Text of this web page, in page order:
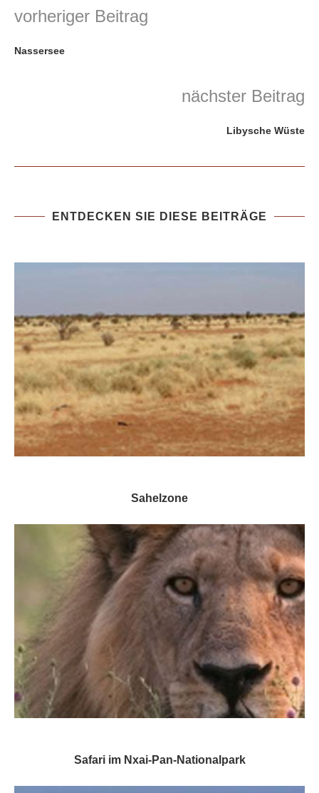
vorheriger Beitrag
Nassersee
nächster Beitrag
Libysche Wüste
ENTDECKEN SIE DIESE BEITRÄGE
Sahelzone
Safari im Nxai-Pan-Nationalpark